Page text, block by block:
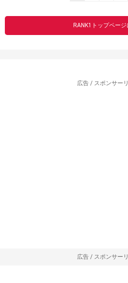
RANK1トップページ
広告 / スポンサー
広告 / スポンサー